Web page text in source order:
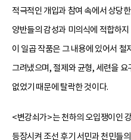
적극적인 개입과 참여 속에서 상당
양반들의 감성과 미의식에 적합하
이 일곱 작품은 그 내용에 있어서
그려냈으며, 절제와 균형, 세련을
없었기 때문에 탈락한 것이다.
<변강쇠가>는 천하의 오입쟁이인
등장시켜 조선 후기 서민과 천민들